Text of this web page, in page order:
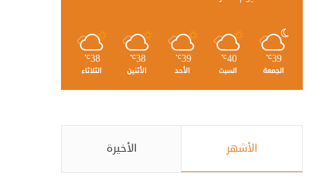
39
℃
الجمعة
40
℃
السبت
39
℃
الأحد
38
℃
الأثنين
38
℃
الثلاثاء
الأشهر الأخيرة